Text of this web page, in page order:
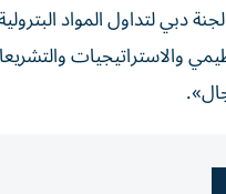
دبي لتداول المواد
والاستراتيجيات